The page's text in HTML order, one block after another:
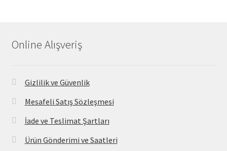
Online Alışveriş
Gizlilik ve Güvenlik
Mesafeli Satış Sözleşmesi
İade ve Teslimat Şartları
Ürün Gönderimi ve Saatleri